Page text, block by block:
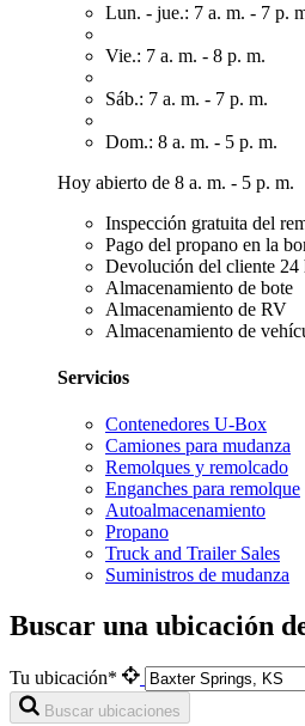
Lun. - jue.: 7 a. m. - 7 p.
Vie.: 7 a. m. - 8 p. m.
Sáb.: 7 a. m. - 7 p. m.
Dom.: 8 a. m. - 5 p. m.
Hoy abierto de 8 a. m. - 5 p. m.
Inspección gratuita del
Pago del propano en la
Devolución del cliente 24
Almacenamiento de bote
Almacenamiento de RV
Almacenamiento de
Servicios
Contenedores U-Box
Camiones para mudanza
Remolques y remolcado
Enganches para remolque
Autoalmacenamiento
Propano
Truck and Trailer Sales
Suministros de mudanza
Buscar una ubicación
Tu ubicación*
Buscar ubicaciones